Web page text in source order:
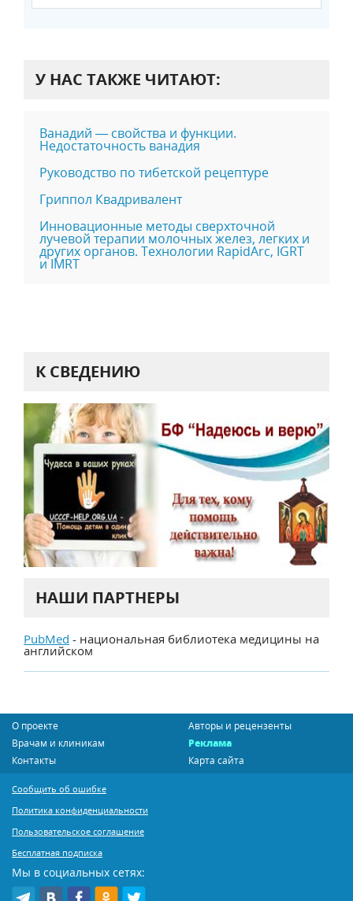
У НАС ТАКЖЕ ЧИТАЮТ:
Ванадий — свойства и функции.
Недостаточность ванадия
Руководство по тибетской рецептуре
Гриппол Квадривалент
Инновационные методы сверхточной
лучевой терапии молочных желез, легких и
других органов. Технологии RapidArc, IGRT
и IMRT
К СВЕДЕНИЮ
НАШИ ПАРТНЕРЫ
PubMed - национальная библиотека медицины на
английском
О проекте
Авторы и рецензенты
Врачам и клиникам
Реклама
Контакты
Карта сайта
Сообщить об ошибке
Политика конфиденциальности
Пользовательское соглашение
Бесплатная подписка
Мы в социальных сетях: